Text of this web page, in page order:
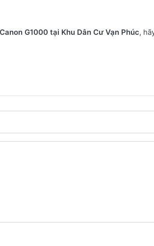
G1000 tại Khu Dân Cư Vạn Phúc,